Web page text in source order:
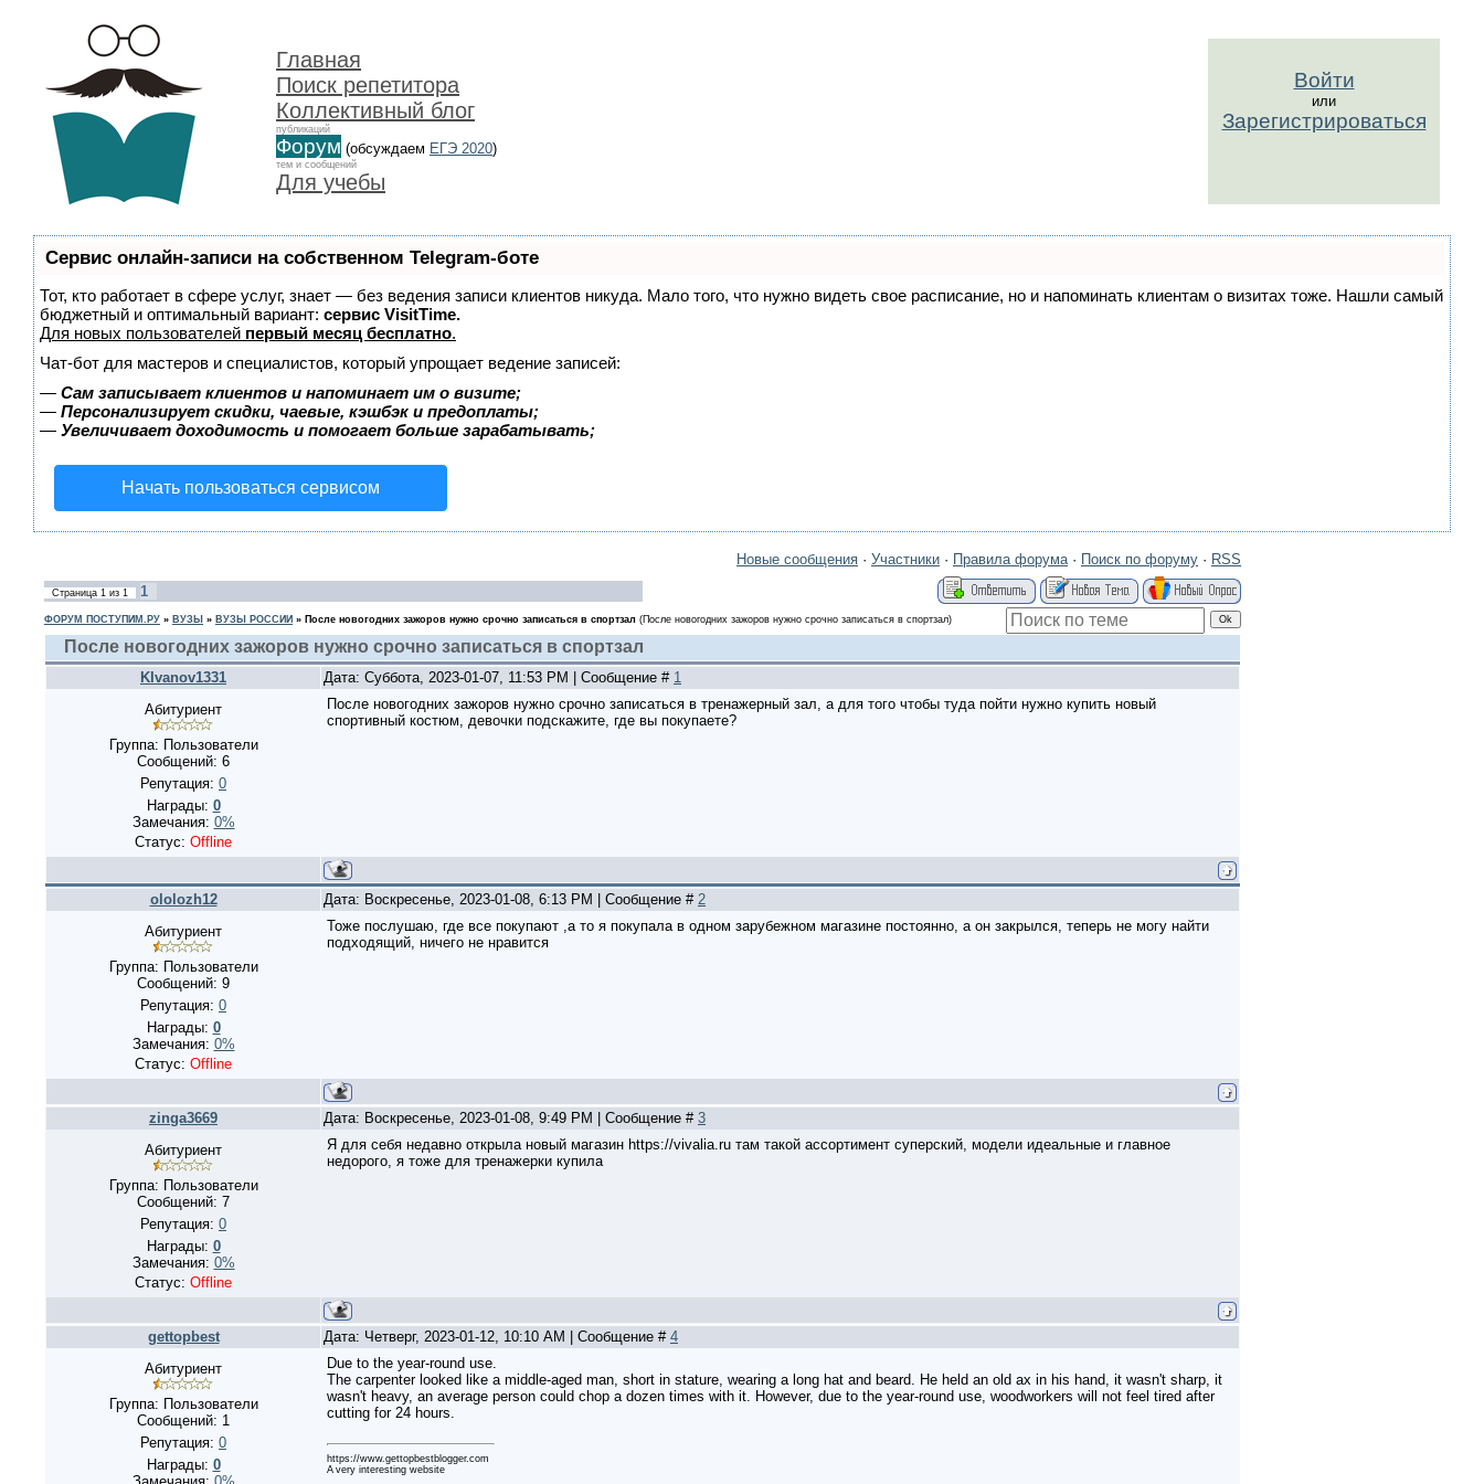
Главная
Поиск репетитора
Коллективный блог
публикаций
Форум (обсуждаем ЕГЭ 2020)
тем и сообщений
Для учебы
Войти
или
Зарегистрироваться
Сервис онлайн-записи на собственном Telegram-боте
Тот, кто работает в сфере услуг, знает — без ведения записи клиентов никуда. Мало того, что нужно видеть свое расписание, но и напоминать клиентам о визитах тоже. Нашли самый
бюджетный и оптимальный вариант: сервис VisitTime.
Для новых пользователей первый месяц бесплатно.
Чат-бот для мастеров и специалистов, который упрощает ведение записей:
— Сам записывает клиентов и напоминает им о визите;
— Персонализирует скидки, чаевые, кэшбэк и предоплаты;
— Увеличивает доходимость и помогает больше зарабатывать;
Начать пользоваться сервисом
Новые сообщения · Участники · Правила форума· Поиск по форуму · RSS
Страница 1 из 1 1
ФОРУМ ПОСТУПИМ.РУ » ВУЗЫ » ВУЗЫ РОССИИ » После новогодних зажоров нужно срочно записаться в спортзал (После новогодних зажоров нужно срочно записаться в спортзал)
После новогодних зажоров нужно срочно записаться в спортзал
KIvanov1331 Дата: Суббота, 2023-01-07, 11:53 PM | Сообщение # 1
Абитуриент
Группа: Пользователи
Сообщений: 6
Репутация: 0
Награды: 0
Замечания: 0%
Статус: Offline
После новогодних зажоров нужно срочно записаться в тренажерный зал, а для того чтобы туда пойти нужно купить новый
спортивный костюм, девочки подскажите, где вы покупаете?
ololozh12 Дата: Воскресенье, 2023-01-08, 6:13 PM | Сообщение # 2
Абитуриент
Группа: Пользователи
Сообщений: 9
Репутация: 0
Награды: 0
Замечания: 0%
Статус: Offline
Тоже послушаю, где все покупают ,а то я покупала в одном зарубежном магазине постоянно, а он закрылся, теперь не могу найти
подходящий, ничего не нравится
zinga3669 Дата: Воскресенье, 2023-01-08, 9:49 PM | Сообщение # 3
Абитуриент
Группа: Пользователи
Сообщений: 7
Репутация: 0
Награды: 0
Замечания: 0%
Статус: Offline
Я для себя недавно открыла новый магазин https://vivalia.ru там такой ассортимент суперский, модели идеальные и главное
недорого, я тоже для тренажерки купила
gettopbest Дата: Четверг, 2023-01-12, 10:10 AM | Сообщение # 4
Абитуриент
Группа: Пользователи
Сообщений: 1
Репутация: 0
Награды: 0
Due to the year-round use.
The carpenter looked like a middle-aged man, short in stature, wearing a long hat and beard. He held an old ax in his hand, it wasn't sharp, it
wasn't heavy, an average person could chop a dozen times with it. However, due to the year-round use, woodworkers will not feel tired after
cutting for 24 hours.
https://www.gettopbestblogger.com
A very interesting website